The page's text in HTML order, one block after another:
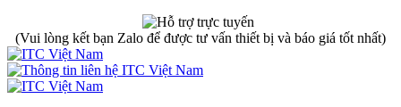
(Vui lòng kết bạn Zalo để được tư vấn thiết bị và báo giá tốt nhất)